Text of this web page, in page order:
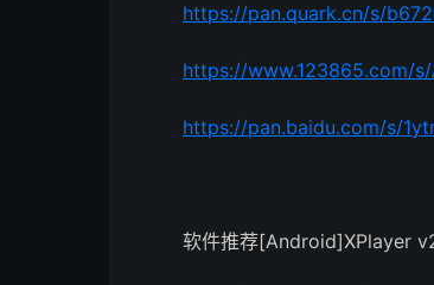
https://pan.quark.cn/s/
https://www.123865.com/s/
https://pan.baidu.com/s/
软件推荐[Android]XPlayer